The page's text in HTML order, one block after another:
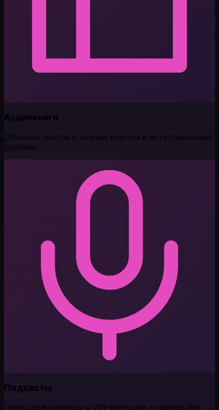
Аудиокниги
Длинные тексты с живым темпом и естественными
паузами.
Подкасты
Голосовые эпизоды с ИИ-ведущим — запись без